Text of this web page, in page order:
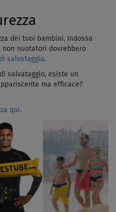
dei tuoi bambini. Indossa
non nuotatori dovrebbero
salvataggio.
salvataggio, esiste un
ma efficace?
qui.